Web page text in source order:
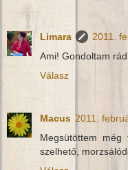
Limara
2011.
Ami! Gondoltam
Válasz
Macus 2011.
Megsütöttem
szelhető,